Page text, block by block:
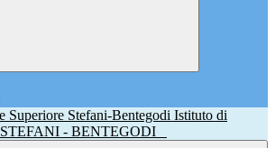
Istituto di
STEFANI - BENTEGODI